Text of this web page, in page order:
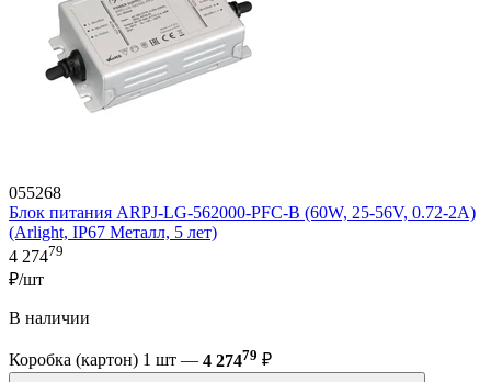
055268
Блок питания ARPJ-LG-562000-PFC-B (60W, 25-56V, 0.72-2A)
(Arlight, IP67 Металл, 5 лет)
4 27479
₽/шт
В наличии
Коробка (картон) 1 шт — 4 27479 ₽